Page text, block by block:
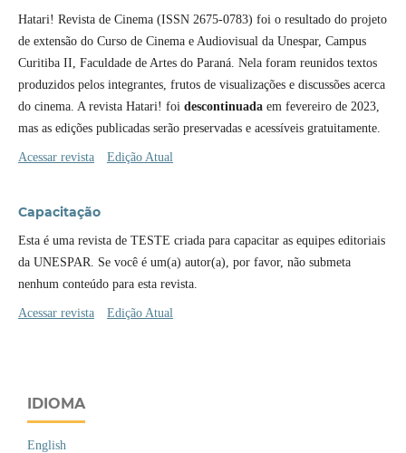
Hatari! Revista de Cinema (ISSN 2675-0783) foi o resultado do projeto
de extensão do Curso de Cinema e Audiovisual da Unespar, Campus
Curitiba II, Faculdade de Artes do Paraná. Nela foram reunidos textos
produzidos pelos integrantes, frutos de visualizações e discussões acerca
do cinema. A revista Hatari! foi descontinuadaem fevereiro de 2023,
mas as edições publicadas serão preservadas e acessíveis gratuitamente.
Acessar revista Edição Atual
Capacitação
Esta é uma revista de TESTE criada para capacitar as equipes editoriais
da UNESPAR. Se você é um(a) autor(a), por favor, não submeta
nenhum conteúdo para esta revista.
Acessar revista Edição Atual
IDIOMA
English